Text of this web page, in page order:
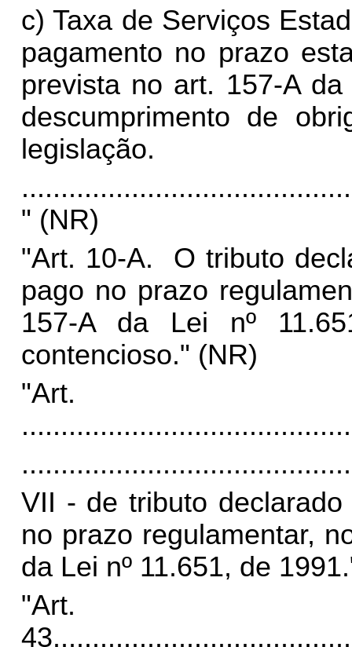
c) Taxa de Serviços
pagamento no prazo
prevista no art. 157-A
descumprimento de
legislação.
" (NR)
"Art. 10-A. O tributo
pago no prazo
157-A da Lei nº
contencioso." (NR)
VII - de tributo
no prazo regulamentar,
da Lei nº 11.651, de
"Art.
43.